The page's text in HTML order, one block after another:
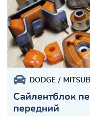
DODGE
Сайлентблок
передний